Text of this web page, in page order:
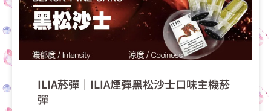
ILIA菸彈│ILIA煙彈黑松沙士口味主機菸
彈